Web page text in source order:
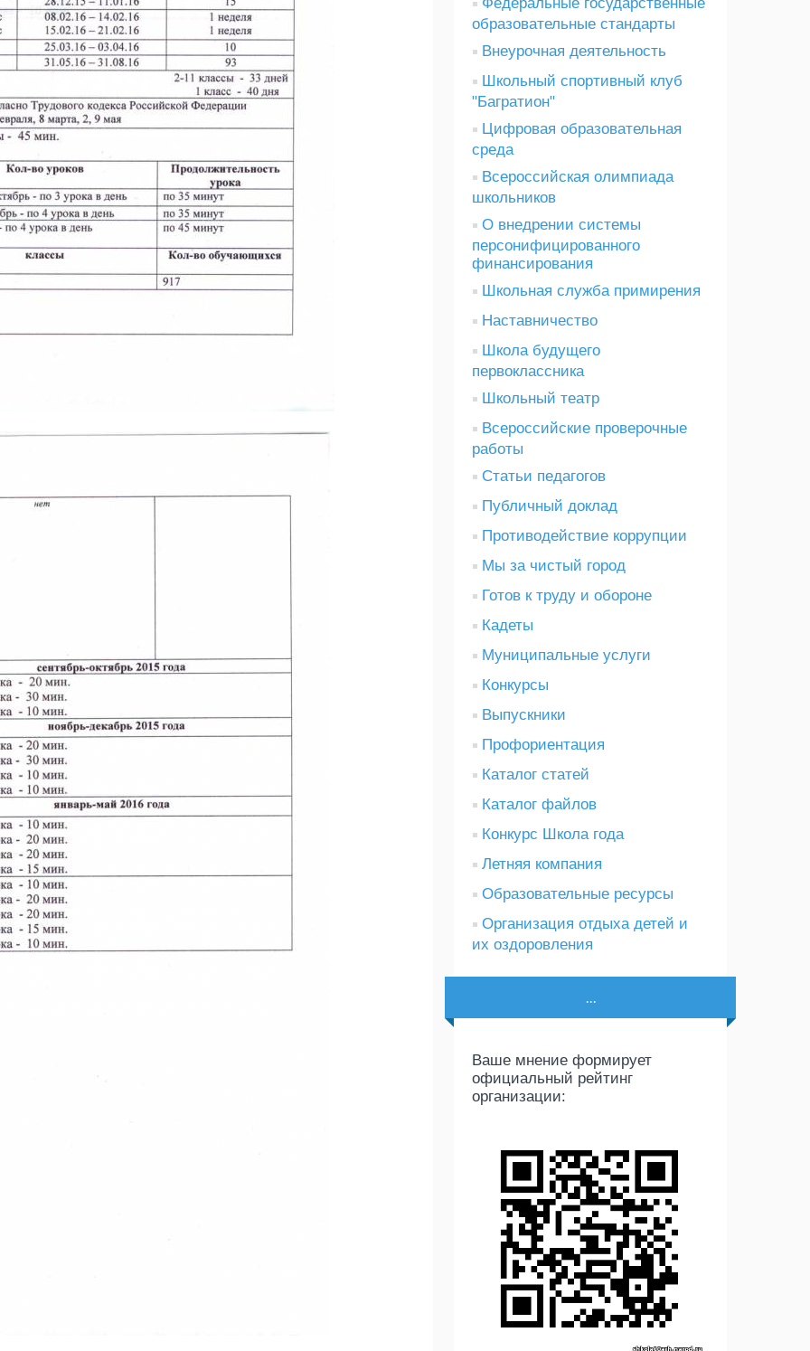
образовательные стандарты
Внеурочная деятельность
Школьный спортивный клуб
"Багратион"
Цифровая образовательная
среда
Всероссийская олимпиада
школьников
О внедрении системы
персонифицированного
финансирования
Школьная служба примирения
Наставничество
Школа будущего
первоклассника
Школьный театр
Всероссийские проверочные
работы
Статьи педагогов
Публичный доклад
Противодействие коррупции
Мы за чистый город
Готов к труду и обороне
Кадеты
Муниципальные услуги
Конкурсы
Выпускники
Профориентация
Каталог статей
Каталог файлов
Конкурс Школа года
Летняя компания
Образовательные ресурсы
Организация отдыха детей и
их оздоровления
...
Ваше мнение формирует
официальный рейтинг
организации: